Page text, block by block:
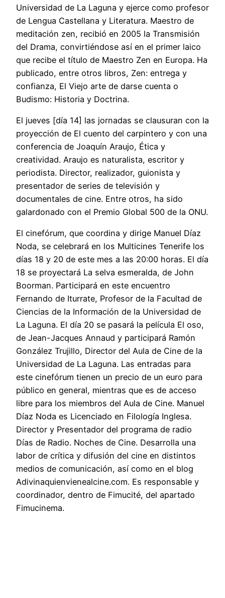
Universidad de La Laguna y ejerce como profesor
de Lengua Castellana y Literatura. Maestro de
meditación zen, recibió en 2005 la Transmisión
del Drama, convirtiéndose así en el primer laico
que recibe el título de Maestro Zen en Europa. Ha
publicado, entre otros libros, Zen: entrega y
confianza, El Viejo arte de darse cuenta o
Budismo: Historia y Doctrina.
El jueves [día 14] las jornadas se clausuran con la
proyección de El cuento del carpintero y con una
conferencia de Joaquín Araujo, Ética y
creatividad. Araujo es naturalista, escritor y
periodista. Director, realizador, guionista y
presentador de series de televisión y
documentales de cine. Entre otros, ha sido
galardonado con el Premio Global 500 de la ONU.
El cinefórum, que coordina y dirige Manuel Díaz
Noda, se celebrará en los Multicines Tenerife los
días 18 y 20 de este mes a las 20:00 horas. El día
18 se proyectará La selva esmeralda, de John
Boorman. Participará en este encuentro
Fernando de Iturrate, Profesor de la Facultad de
Ciencias de la Información de la Universidad de
La Laguna. El día 20 se pasará la película El oso,
de Jean-Jacques Annaud y participará Ramón
González Trujillo, Director del Aula de Cine de la
Universidad de La Laguna. Las entradas para
este cinefórum tienen un precio de un euro para
público en general, mientras que es de acceso
libre para los miembros del Aula de Cine. Manuel
Díaz Noda es Licenciado en Filología Inglesa.
Director y Presentador del programa de radio
Días de Radio. Noches de Cine. Desarrolla una
labor de crítica y difusión del cine en distintos
medios de comunicación, así como en el blog
Adivinaquienvienealcine.com. Es responsable y
coordinador, dentro de Fimucité, del apartado
Fimucinema.